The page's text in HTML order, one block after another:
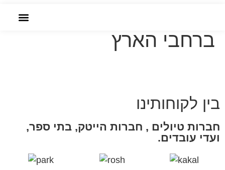
בְּאֲתָר
זֶה
בִּקְלִיק
הַמְּסַיַּעַת
לִנְגִישׁוּת
הָאֲתָר.
ברחבי הארץ
בין לקוחותינו
חברות טיולים , חברות הייטק, בתי ספר,
ועדי עובדים.